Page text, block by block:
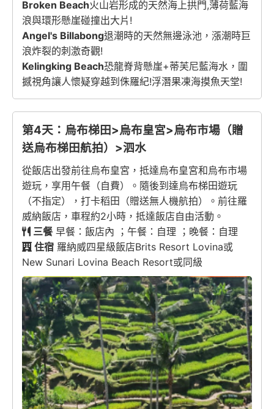
Broken Beach火山岩形成的天然海上拱門,薄荷藍海
浪與環形懸崖碰撞出大片!
Angel's Billabong退潮時的天然無邊泳池，漲潮時巨
浪炸裂的刺激奇觀!
Kelingking Beach恐龍脊背懸崖+蒂芙尼藍海水，圍
撼視角讓人懷疑穿越到侏羅紀!浮潛果凍海摸魚天堂!
第4天：烏布梯田>烏布皇宮>烏布市場（贈
送烏布梯田航拍）>泗水
從飯店出發前往烏布皇宮，抵達烏布皇宮和烏布市場
遊玩，享用午餐（自費）。隨後到達烏布梯田遊玩
（不指定），打卡稻田（贈送無人機航拍）。前往羅
威納飯店，車程約2小時，抵達飯店自由活動。
三餐早餐：飯店內 ；午餐：自理 ；晚餐：自理
住宿 羅納威四星級飯店Brits Resort Lovina或
New Sunari Lovina Beach Resort或同級